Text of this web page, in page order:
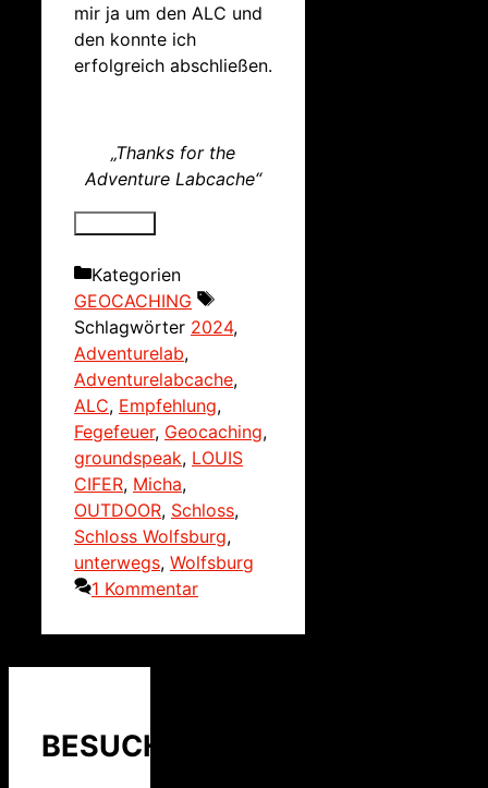
mir ja um den ALC und
den konnte ich
erfolgreich abschließen.
„Thanks for the
Adventure Labcache“
Kategorien
GEOCACHING
Schlagwörter 2024,
Adventurelab,
Adventurelabcache,
ALC, Empfehlung,
Fegefeuer, Geocaching,
groundspeak, LOUIS
CIFER, Micha,
OUTDOOR, Schloss,
Schloss Wolfsburg,
unterwegs, Wolfsburg
1 Kommentar
BESUCHER